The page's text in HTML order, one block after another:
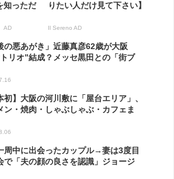
知っただ
AD
りたい人だけ見て下さい】
Il Sereno AD
の悪あがき」近藤真彦62歳が大阪
リオ”結成？メッセ黒田との「街ブ
初】大阪の河川敷に「屋台エリア」、
ン・焼肉・しゃぶしゃぶ・カフェま
周中に出会ったカップル→妻は3度目
で「夫の顔の良さを認識」ジョージ